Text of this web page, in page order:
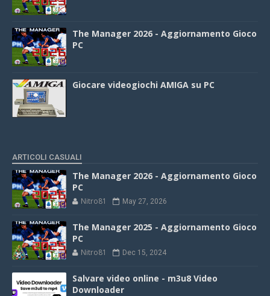
The Manager 2026 - Aggiornamento Gioco
PC
Giocare videogiochi AMIGA su PC
ARTICOLI CASUALI
The Manager 2026 - Aggiornamento Gioco
PC
Nitro81 May 27, 2026
The Manager 2025 - Aggiornamento Gioco
PC
Nitro81 Dec 15, 2024
Salvare video online - m3u8 Video
Downloader